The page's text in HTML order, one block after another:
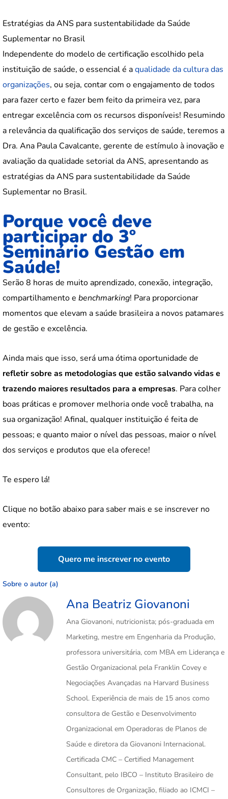
Estratégias da ANS para sustentabilidade da Saúde
Suplementar no Brasil
Independente do modelo de certificação escolhido pela
instituição de saúde, o essencial é aqualidade da cultura das
organizações, ou seja, contar com o engajamento de todos
para fazer certo e fazer bem feito da primeira vez, para
entregar excelência com os recursos disponíveis! Resumindo
a relevância da qualificação dos serviços de saúde, teremos a
Dra. Ana Paula Cavalcante, gerente de estímulo à inovação e
avaliação da qualidade setorial da ANS, apresentando as
estratégias da ANS para sustentabilidade da Saúde
Suplementar no Brasil.
Porque você deve
participar do 3º
Seminário Gestão em
Saúde!
Serão 8 horas de muito aprendizado, conexão, integração,
compartilhamento e benchmarking! Para proporcionar
momentos que elevam a saúde brasileira a novos patamares
de gestão e excelência.
Ainda mais que isso, será uma ótima oportunidade de
refletir sobre as metodologias que estão salvando vidas e
trazendo maiores resultados para a empresas. Para colher
boas práticas e promover melhoria onde você trabalha, na
sua organização! Afinal, qualquer instituição é feita de
pessoas; e quanto maior o nível das pessoas, maior o nível
dos serviços e produtos que ela oferece!
Te espero lá!
Clique no botão abaixo para saber mais e se inscrever no
evento:
Quero me inscrever no evento
Sobre o autor (a)
Ana Beatriz Giovanoni
Ana Giovanoni, nutricionista; pós-graduada em
Marketing, mestre em Engenharia da Produção,
professora universitária, com MBA em Liderança e
Gestão Organizacional pela Franklin Covey e
Negociações Avançadas na Harvard Business
School. Experiência de mais de 15 anos como
consultora de Gestão e Desenvolvimento
Organizacional em Operadoras de Planos de
Saúde e diretora da Giovanoni Internacional.
Certificada CMC – Certified Management
Consultant, pelo IBCO – Instituto Brasileiro de
Consultores de Organização, filiado ao ICMCI –